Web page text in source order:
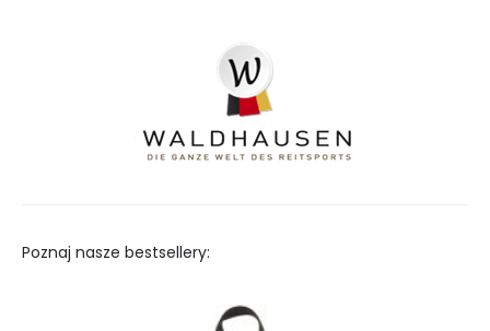
Poznaj nasze bestsellery: